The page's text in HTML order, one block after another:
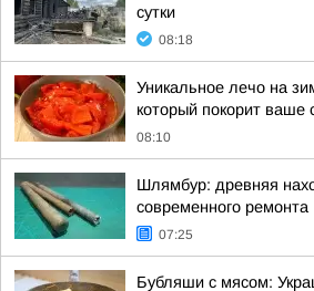
сутки
08:18
Уникальное лечо на
который покорит ваше
08:10
Шлямбур: древняя
современного ремонта
07:25
Бубляши с мясом: